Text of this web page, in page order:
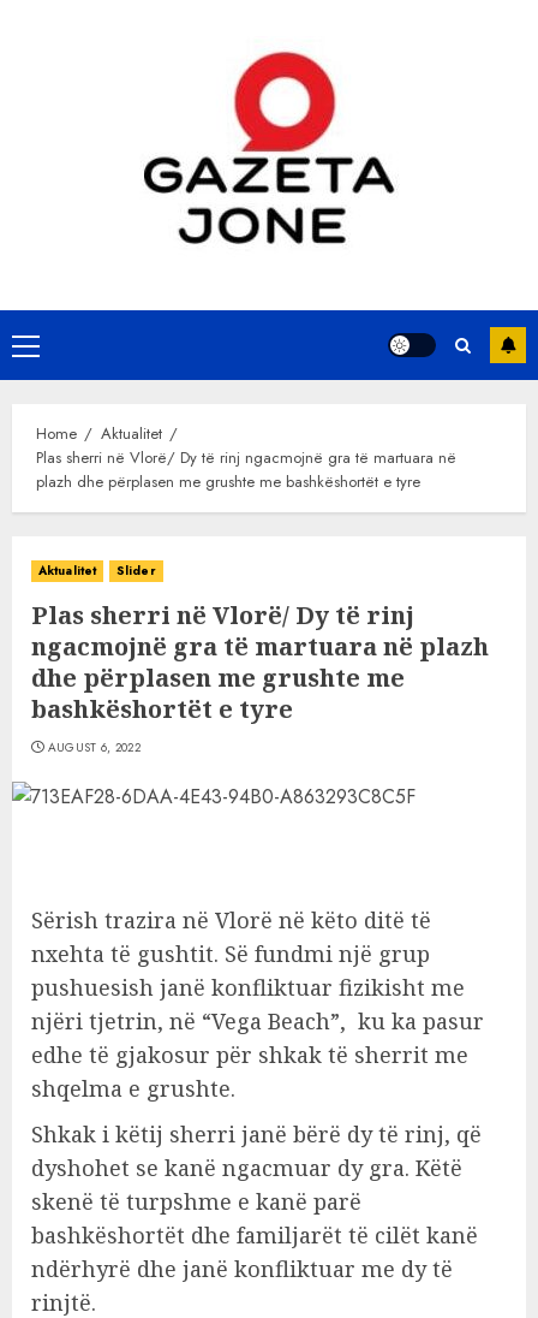
Primary
Menu
Home
Aktualitet
Plas sherri në Vlorë/ Dy të rinj ngacmojnë gra të martuara në
plazh dhe përplasen me grushte me bashkëshortët e tyre
Aktualitet Slider
Plas sherri në Vlorë/ Dy të rinj
ngacmojnë gra të martuara në plazh
dhe përplasen me grushte me
bashkëshortët e tyre
AUGUST 6, 2022
Sërish trazira në Vlorë në këto ditë të
nxehta të gushtit. Së fundmi një grup
pushuesish janë konfliktuar fizikisht me
njëri tjetrin, në “Vega Beach”, ku ka pasur
edhe të gjakosur për shkak të sherrit me
shqelma e grushte.
Shkak i këtij sherri janë bërë dy të rinj, që
dyshohet se kanë ngacmuar dy gra. Këtë
skenë të turpshme e kanë parë
bashkëshortët dhe familjarët të cilët kanë
ndërhyrë dhe janë konfliktuar me dy të
rinjtë.